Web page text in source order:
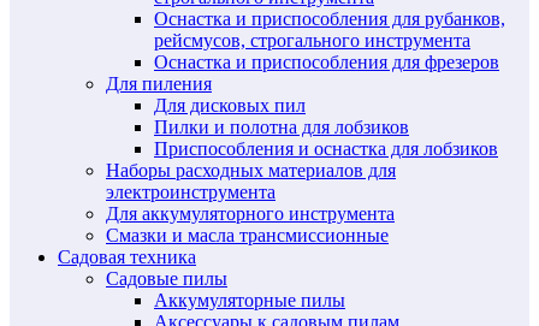
Оснастка и приспособления для рубанков,
рейсмусов, строгального инструмента
Оснастка и приспособления для фрезеров
Для пиления
Для дисковых пил
Пилки и полотна для лобзиков
Приспособления и оснастка для лобзиков
Наборы расходных материалов для
электроинструмента
Для аккумуляторного инструмента
Смазки и масла трансмиссионные
Садовая техника
Садовые пилы
Аккумуляторные пилы
Аксессуары к садовым пилам